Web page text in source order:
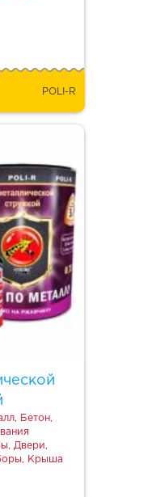
POLI-R
Бетон,
Двери,
Крыша